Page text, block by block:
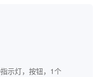
示灯，按钮，1个